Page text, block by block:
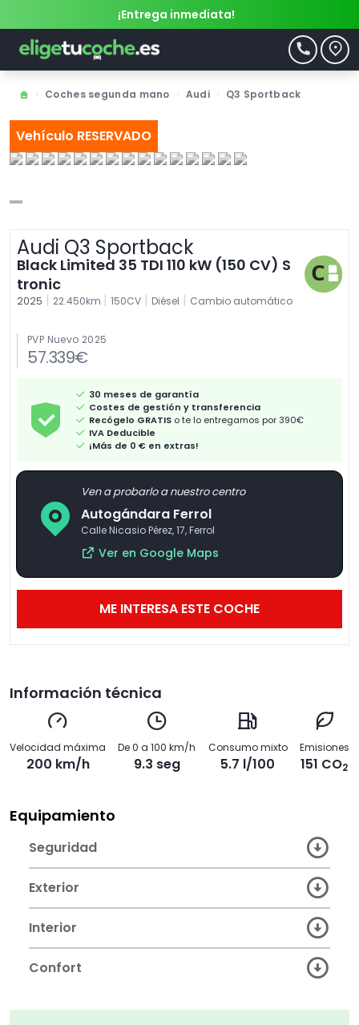
¡Entrega inmediata!
Coches segunda mano Audi Q3 Sportback
Vehículo RESERVADO
Audi Q3 Sportback
Black Limited 35 TDI 110 kW (150 CV) S
tronic
2025 | 22.450km | 150CV | Diésel | Cambio automático
PVP Nuevo 2025
57.339€
30 meses de garantía
Costes de gestión y transferencia
Recógelo GRATIS o te lo entregamos por 390€
IVA Deducible
¡Más de 0 € en extras!
Ven a probarlo a nuestro centro
Autogándara Ferrol
Calle Nicasio Pérez, 17, Ferrol
Ver en Google Maps
ME INTERESA ESTE COCHE
Información técnica
Velocidad máxima
200 km/h
De 0 a 100 km/h
9.3 seg
Consumo mixto
5.7 l/100
Emisiones
151 CO2
Equipamiento
Seguridad
Exterior
Interior
Confort